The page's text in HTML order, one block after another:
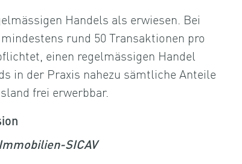
Handels als erwiesen. Bei
rund 50 Transaktionen pro
einen regelmässigen Handel
in der Praxis nahezu sämtliche Anteile
frei erwerbbar.
SICAV